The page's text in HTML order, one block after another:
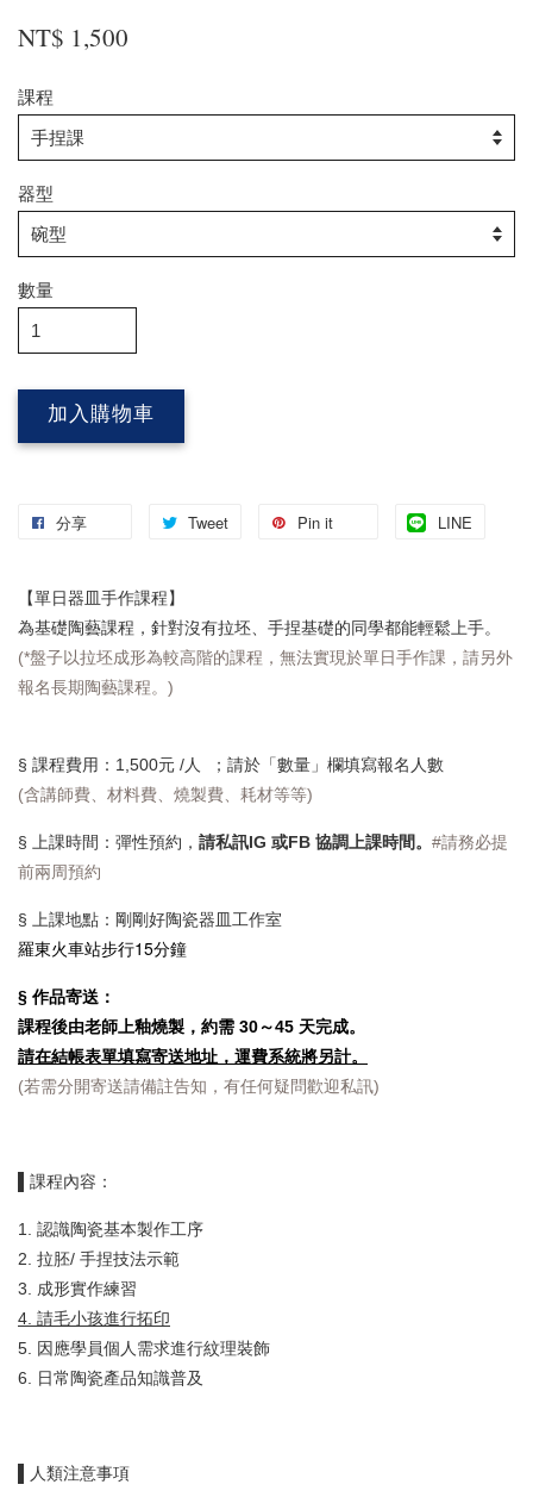
NT$ 1,500
課程
器型
數量
加入購物車
分享 Tweet Pin it LINE
【單日器皿手作課程】
為基礎陶藝課程，針對沒有拉坯、手捏基礎的同學都能輕鬆上手。
(*盤子以拉坯成形為較高階的課程，無法實現於單日手作課，請另外
報名長期陶藝課程。)
§ 課程費用：1,500元 /人 ；請於「數量」欄填寫報名人數
(含講師費、材料費、燒製費、耗材等等)
§ 上課時間：彈性預約， 請私訊IG 或FB 協調上課時間。 #請務必提
前兩周預約
§ 上課地點：剛剛好陶瓷器皿工作室
羅東火車站步行15分鐘
§ 作品寄送：
課程後由老師上釉燒製，約需 30～45 天完成。
請在結帳表單填寫寄送地址，運費系統將另計。
(若需分開寄送請備註告知，有任何疑問歡迎私訊)
▌課程內容：
1. 認識陶瓷基本製作工序
2. 拉胚/ 手捏技法示範
3. 成形實作練習
4. 請毛小孩進行拓印
5. 因應學員個人需求進行紋理裝飾
6. 日常陶瓷產品知識普及
▌人類注意事項